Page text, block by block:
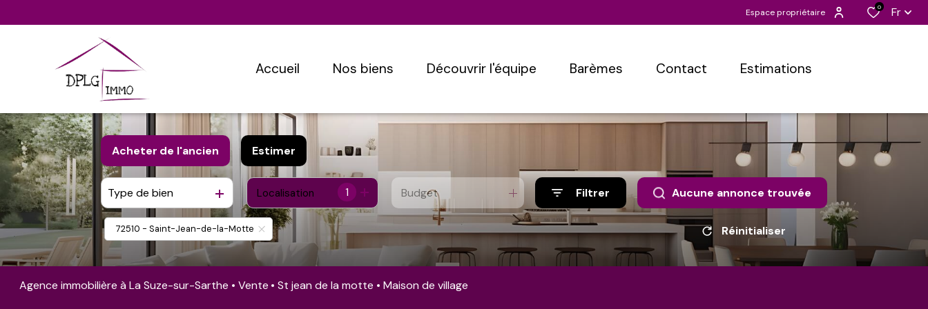
Espace propriétaire
0 Fr
accueil nos biens découvrir l'équipe barèmes contact estimations
Acheter de l'ancien
De l'ancien
Du neuf
Estimer
Type de bien 1
Localisation Budget Filtrer Aucune annonce trouvée
72510 - Saint-Jean-de-la-Motte Réinitialiser
Agence immobilière à La Suze-sur-Sarthe Vente St jean de la motte Maison de village